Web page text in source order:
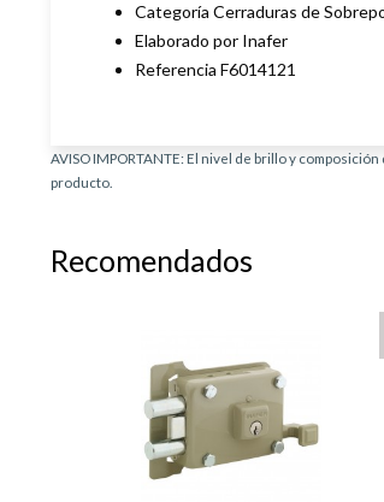
Categoría Cerraduras de
Elaborado por Inafer
Referencia F6014121
AVISO IMPORTANTE: El nivel de brillo y
producto.
Recomendados